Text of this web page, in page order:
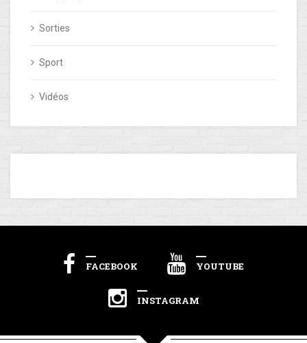
Sorties
Sport
Vidéos
FACEBOOK YOUTUBE
INSTAGRAM